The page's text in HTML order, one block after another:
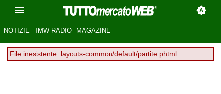
NOTIZIE TMW RADIO MAGAZINE
File inesistente: layouts-common/default/partite.phtml